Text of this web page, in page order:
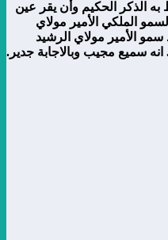
الذكر الحكيم وأن يقر عين
الملكي الأمير مولاي
الأمير مولاي الرشيد
انه سميع مجيب وبالاجابة جدير.